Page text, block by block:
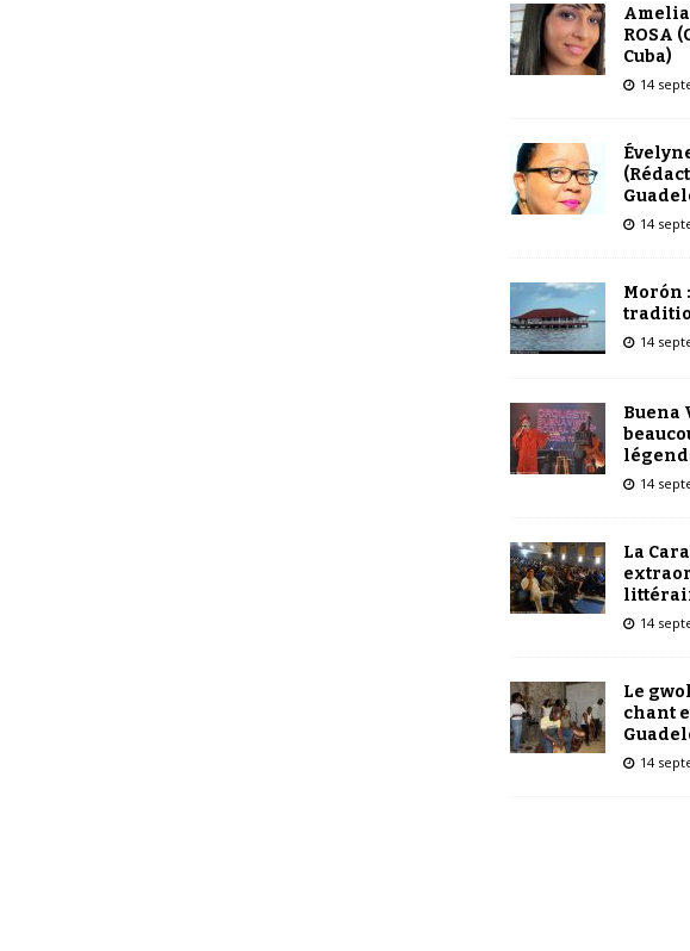
Amelia
ROSA
Cuba)
14
14
Morón
14
Buena
14
La
14
Le
chant
14